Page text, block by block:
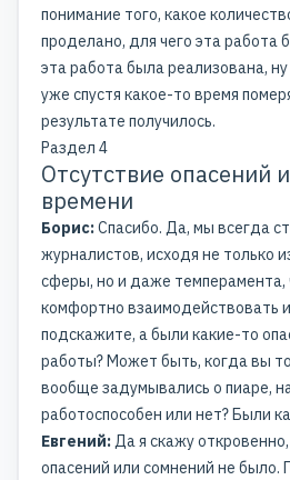
понимание того, какое
проделано, для чего эта работа
эта работа была реализована,
уже спустя какое-то время
результате получилось.
Раздел 4
Отсутствие опасений
времени
Борис:Спасибо. Да, мы всегда
журналистов, исходя не только
сферы, но и даже темперамента,
комфортно взаимодействовать
подскажите, а были какие-то
работы? Может быть, когда вы
вообще задумывались о пиаре,
работоспособен или нет? Были
Евгений:Да я скажу
опасений или сомнений не было.